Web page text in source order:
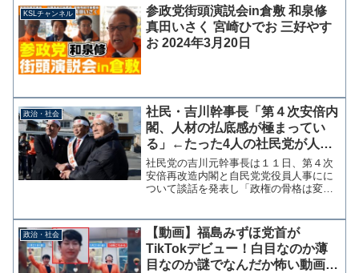
KSLチャンネル
参政党街頭演説会in倉敷 和泉修
真田いさく 宮崎ひでお 三好やす
お 2024年3月20日
政治・社会
社民・吉川幹事長「第４次安倍内
閣、人材の払底感が極まってい
る」←たった4人の社民党が人材
を語るのか？
社民党の吉川元幹事長は１１日、第４次
安倍再改造内閣と自民党党役員人事にに
ついて談話を発表し「政権の骨格は変わ
く全く期待もできない。」と批判をし
た。１．安倍首相は本日、自...
政治・社会
【動画】福島みずほ党首が
TikTokデビュー！白目なのか薄
目なのか謎でなんだか怖い動画に